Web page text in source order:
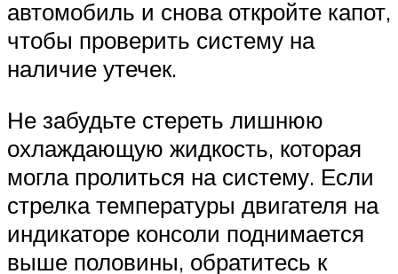
автомобиль и снова откройте капот,
чтобы проверить систему на
наличие утечек.
Не забудьте стереть лишнюю
охлаждающую жидкость, которая
могла пролиться на систему. Если
стрелка температуры двигателя на
индикаторе консоли поднимается
выше половины, обратитесь к